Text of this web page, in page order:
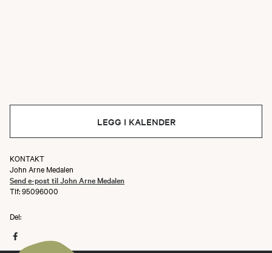
LEGG I KALENDER
KONTAKT
John Arne Medalen
Send e-post til John Arne Medalen
Tlf: 95096000
Del: